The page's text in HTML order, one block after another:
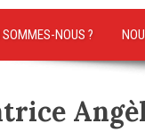
SOMMES-NOUS ?